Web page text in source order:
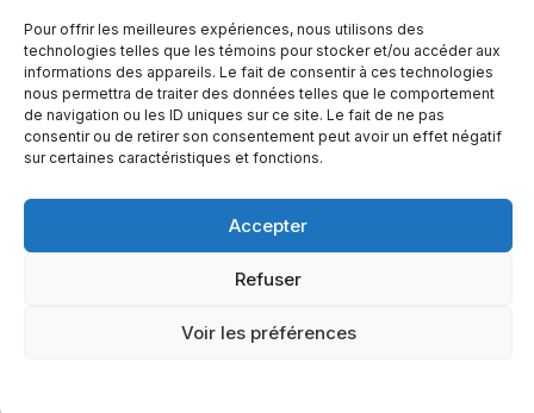
Pour offrir les meilleures expériences, nous utilisons des
technologies telles que les témoins pour stocker et/ou accéder aux
informations des appareils. Le fait de consentir à ces technologies
nous permettra de traiter des données telles que le comportement
de navigation ou les ID uniques sur ce site. Le fait de ne pas
consentir ou de retirer son consentement peut avoir un effet négatif
sur certaines caractéristiques et fonctions.
Accepter
Refuser
Voir les préférences
© Copyright 2026 – Altomédia Inc |
Ce site internet a été conçu et développé par Chameleon Ideas